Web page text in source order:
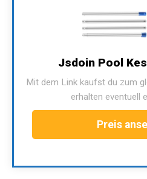
Jsdoin Pool
Mit dem Link kaufst du zum
erhalten eventuell
Preis